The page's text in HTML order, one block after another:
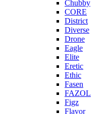
Chubby
CORE
District
Diverse
Drone
Eagle
Elite
Eretic
Ethic
Fasen
FAZOL
Figz
Flavor